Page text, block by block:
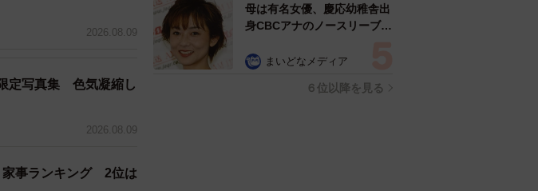
2026.08.09
定写真集 色気凝縮し
2026.08.09
家事ランキング 2位は
母は有名女優、慶応幼稚舎出
身CBCアナのノースリーブ姿
る」「天使の笑顔」
まいどなメディア
６位以降を見る